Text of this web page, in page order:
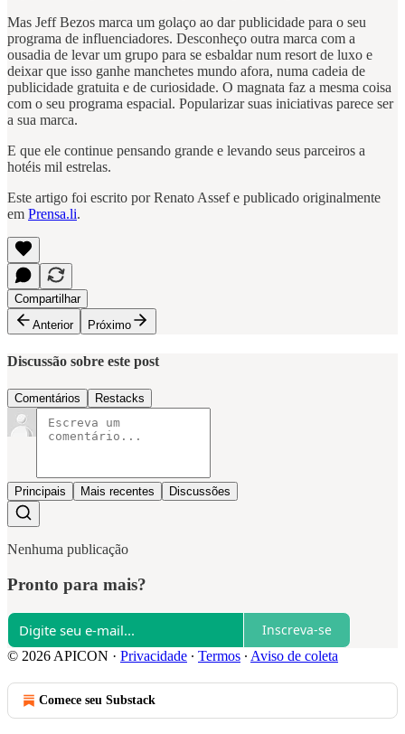
Mas Jeff Bezos marca um golaço ao dar publicidade para o seu
programa de influenciadores. Desconheço outra marca com a
ousadia de levar um grupo para se esbaldar num resort de luxo e
deixar que isso ganhe manchetes mundo afora, numa cadeia de
publicidade gratuita e de curiosidade. O magnata faz a mesma coisa
com o seu programa espacial. Popularizar suas iniciativas parece ser
a sua marca.
E que ele continue pensando grande e levando seus parceiros a
hotéis mil estrelas.
Este artigo foi escrito por Renato Assef e publicado originalmente
em Prensa.li.
Compartilhar
Anterior
Próximo
Discussão sobre este post
Comentários Restacks
Principais Mais recentes Discussões
Nenhuma publicação
Pronto para mais?
Inscreva-se
© 2026 APICON · Privacidade ∙ Termos ∙ Aviso de coleta
Comece seu Substack